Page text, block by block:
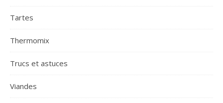
Tartes
Thermomix
Trucs et astuces
Viandes